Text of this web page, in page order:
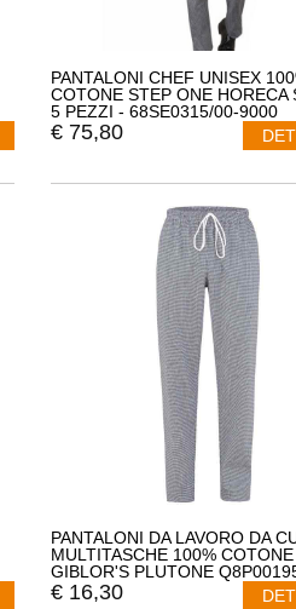
PANTALONI CHEF UNISEX
COTONE STEP ONE HORECA
5 PEZZI - 68SE0315/00-9000
€ 75,80
PANTALONI DA LAVORO DA
MULTITASCHE 100% COTONE
GIBLOR'S PLUTONE
€ 16,30